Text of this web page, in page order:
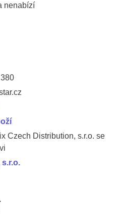
nenabízí
Czech Distribution, s.r.o. se